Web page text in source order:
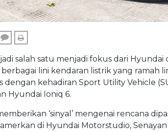
COMMENTS
salah satu menjadi fokus dari
lini kendaran listrik yang ramah
dengan kehadiran Sport Utility Vehicle
Hyundai Ioniq 6.
‘sinyal’ mengenai rencana
di Hyundai Motorstudio,